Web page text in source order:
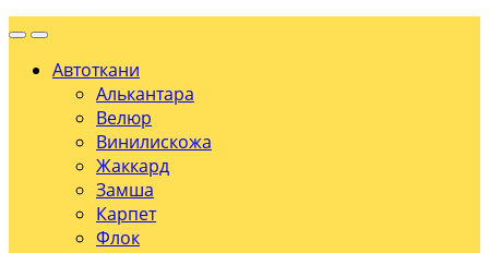
Автоткани
Алькантара
Велюр
Винилискожа
Жаккард
Замша
Карпет
Флок